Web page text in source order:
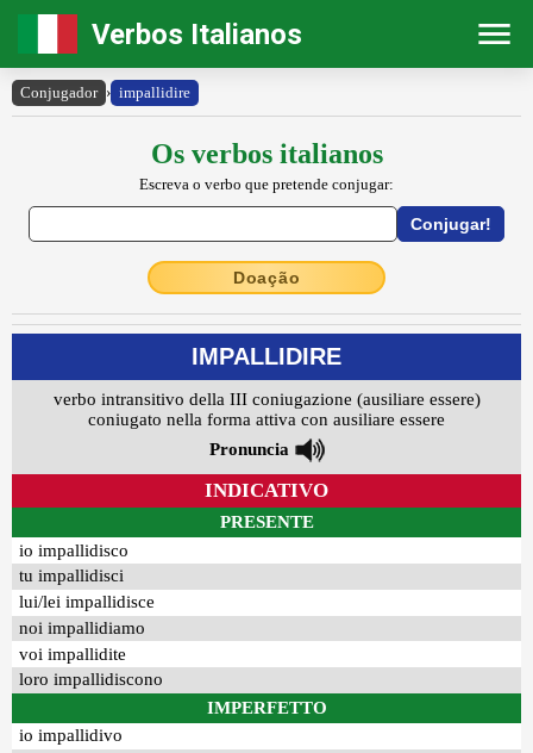
Verbos Italianos
Conjugador › impallidire
Os verbos italianos
Escreva o verbo que pretende conjugar:
Doação
IMPALLIDIRE
verbo intransitivo della III coniugazione (ausiliare essere)
coniugato nella forma attiva con ausiliare essere
Pronuncia
INDICATIVO
PRESENTE
io impallidisco
tu impallidisci
lui/lei impallidisce
noi impallidiamo
voi impallidite
loro impallidiscono
IMPERFETTO
io impallidivo